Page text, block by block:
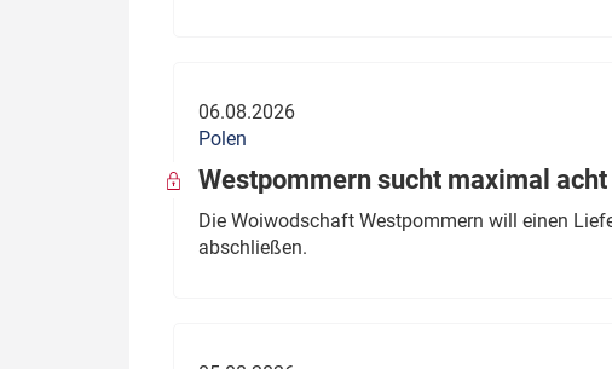
06.08.2026
Polen
Westpommern sucht maximal
Die Woiwodschaft Westpommern will einen
abschließen.